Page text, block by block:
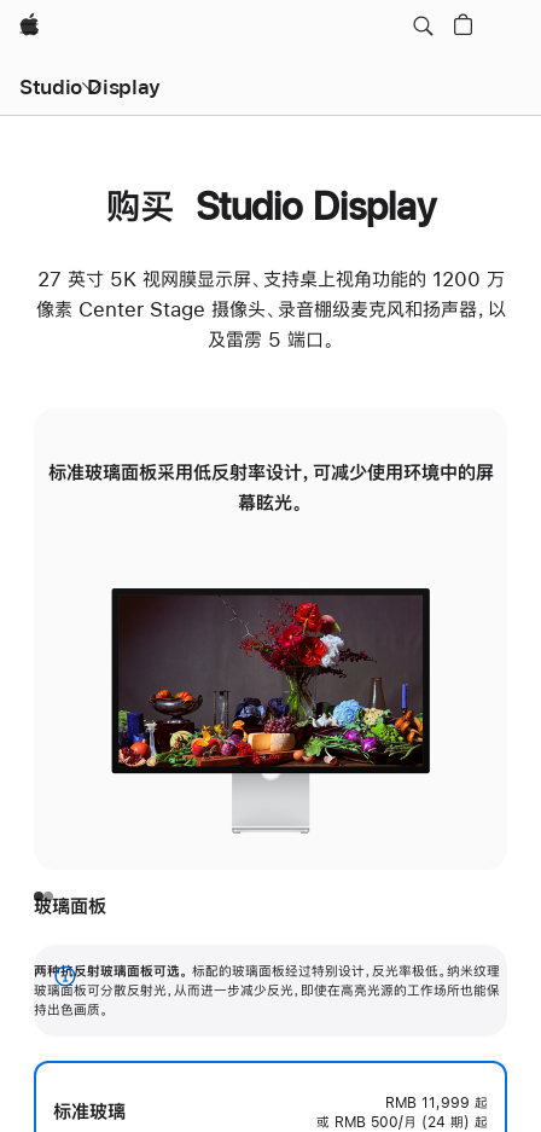
Apple
Studio Display
购买 Studio Display
27 英寸 5K 视网膜显示屏、支持桌上视角功能的 1200 万
像素 Center Stage 摄像头、录音棚级麦克风和扬声器，以
及雷雳 5 端口。
标准玻璃面板采用低反射率设计，可减少使用环境中的屏
幕眩光。
玻璃面板
两种抗反射玻璃面板可选。 标配的玻璃面板经过特别设计，反光率极低。纳米纹理
玻璃面板可分散反射光，从而进一步减少反光，即使在高亮光源的工作场所也能保
持出色画质。
展
开
标准玻璃 RMB 11,999 起
或 RMB 500/月 (24 期) 起